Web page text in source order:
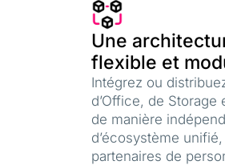
Une
flexible et
Intégrez ou
d’Office, de Storage
de manière
d’écosystème
partenaires de